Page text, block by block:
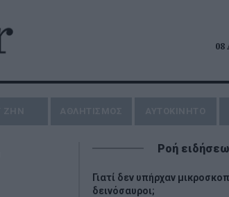
08
Ροή
Γιατί δεν υπήρχαν
δεινόσαυροι;